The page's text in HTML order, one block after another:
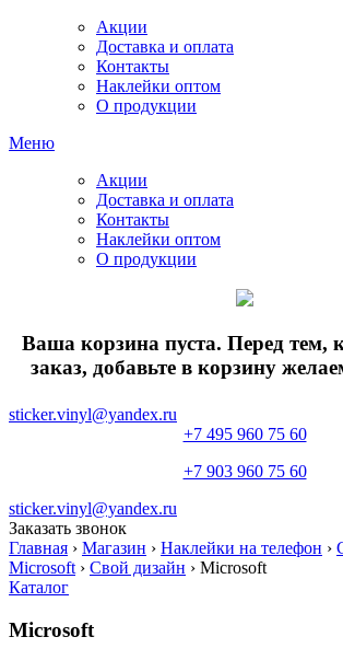
Акции
Доставка и оплата
Контакты
Наклейки оптом
О продукции
Меню
Акции
Доставка и оплата
Контакты
Наклейки оптом
О продукции
Ваша корзина пуста. Перед тем,
заказ, добавьте в корзину
sticker.vinyl@yandex.ru
+7 495 960 75 60
+7 903 960 75 60
sticker.vinyl@yandex.ru
Заказать звонок
Главная › Магазин › Наклейки на телефон ›
Microsoft › Свой дизайн › Microsoft
Каталог
Microsoft